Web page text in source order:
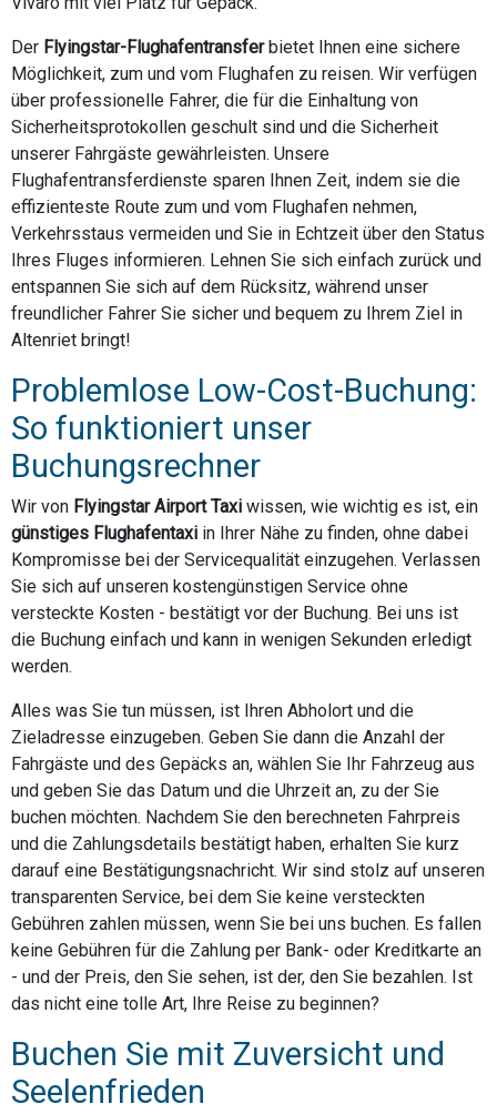
Der Flyingstar-Flughafentransferbietet Ihnen eine sichere
Möglichkeit, zum und vom Flughafen zu reisen. Wir verfügen
über professionelle Fahrer, die für die Einhaltung von
Sicherheitsprotokollen geschult sind und die Sicherheit
unserer Fahrgäste gewährleisten. Unsere
Flughafentransferdienste sparen Ihnen Zeit, indem sie die
effizienteste Route zum und vom Flughafen nehmen,
Verkehrsstaus vermeiden und Sie in Echtzeit über den Status
Ihres Fluges informieren. Lehnen Sie sich einfach zurück und
entspannen Sie sich auf dem Rücksitz, während unser
freundlicher Fahrer Sie sicher und bequem zu Ihrem Ziel in
Altenriet bringt!
Problemlose Low-Cost-Buchung:
So funktioniert unser
Buchungsrechner
Wir von Flyingstar Airport Taxi wissen, wie wichtig es ist, ein
günstiges Flughafentaxi in Ihrer Nähe zu finden, ohne dabei
Kompromisse bei der Servicequalität einzugehen. Verlassen
Sie sich auf unseren kostengünstigen Service ohne
versteckte Kosten - bestätigt vor der Buchung. Bei uns ist
die Buchung einfach und kann in wenigen Sekunden erledigt
werden.
Alles was Sie tun müssen, ist Ihren Abholort und die
Zieladresse einzugeben. Geben Sie dann die Anzahl der
Fahrgäste und des Gepäcks an, wählen Sie Ihr Fahrzeug aus
und geben Sie das Datum und die Uhrzeit an, zu der Sie
buchen möchten. Nachdem Sie den berechneten Fahrpreis
und die Zahlungsdetails bestätigt haben, erhalten Sie kurz
darauf eine Bestätigungsnachricht. Wir sind stolz auf unseren
transparenten Service, bei dem Sie keine versteckten
Gebühren zahlen müssen, wenn Sie bei uns buchen. Es fallen
keine Gebühren für die Zahlung per Bank- oder Kreditkarte an
- und der Preis, den Sie sehen, ist der, den Sie bezahlen. Ist
das nicht eine tolle Art, Ihre Reise zu beginnen?
Buchen Sie mit Zuversicht und
Seelenfrieden